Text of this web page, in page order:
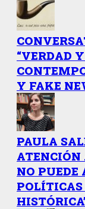
“VERDAD
Y FAKE
PAULA
ATENCIÓN
NO PUEDE
POLÍTICAS